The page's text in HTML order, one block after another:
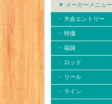
▼ メーカーメニュー
・ 大会エントリー
・ 特価
・ 福袋
・ ロッド
・ リール
・ ライン